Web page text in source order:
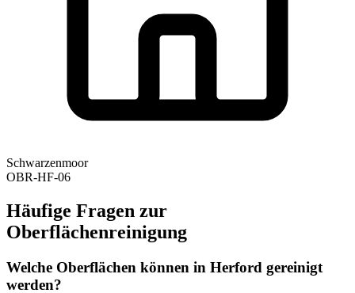
Schwarzenmoor
OBR-HF-06
Häufige Fragen zur
Oberflächenreinigung
Welche Oberflächen können in Herford gereinigt
werden?